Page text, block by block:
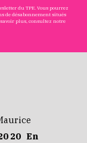
du TPE. Vous pourrez
de désabonnement situés
plus, consultez notre
20 En